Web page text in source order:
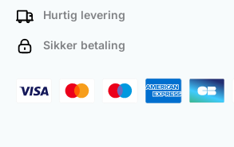
Hurtig levering
Sikker betaling